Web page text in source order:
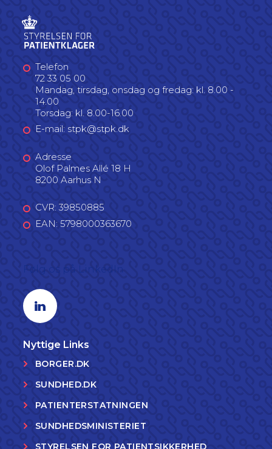
Telefon
72 33 05 00
Mandag, tirsdag, onsdag og fredag: kl. 8.00 -
14.00
Torsdag: kl. 8.00-16.00
E-mail: stpk@stpk.dk
Adresse
Olof Palmes Allé 18 H
8200 Aarhus N
CVR: 39850885
EAN: 5798000363670
Linkedin profil
Nyttige Links
BORGER.DK
SUNDHED.DK
PATIENTERSTATNINGEN
SUNDHEDSMINISTERIET
STYRELSEN FOR PATIENTSIKKERHED